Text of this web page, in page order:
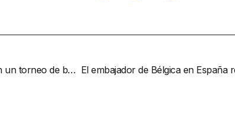
El Patronato de Deportes se une a la campaña de El Reciclón con un torneo de baloncesto